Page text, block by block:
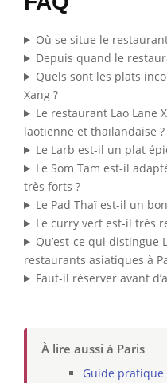
Où se situe le
Depuis quand le
Quels sont les plats
Xang ?
Le restaurant Lao Lane
laotienne et thaïlandaise ?
Le Larb est-il un plat
Le Som Tam est-il
très forts ?
Le Pad Thaï est-il un
Le curry vert est-il très
Qu’est-ce qui distingue
restaurants asiatiques à
Faut-il réserver avant
À lire aussi à Paris
Guide